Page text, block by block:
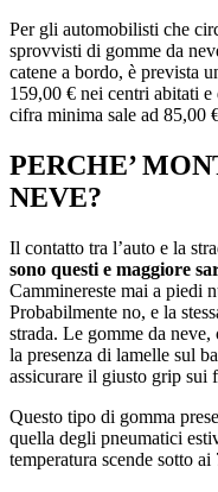
Per gli automobilisti che
sprovvisti di gomme da
catene a bordo, è prevista
159,00 € nei centri abitati
cifra minima sale ad 85,00
PERCHE’
NEVE?
Il contatto tra l’auto e la
sono questi e maggiore
Camminereste mai a piedi
Probabilmente no, e la
strada. Le gomme da
la presenza di lamelle sul
assicurare il giusto grip sui
Questo tipo di gomma
quella degli pneumatici
temperatura scende sotto ai